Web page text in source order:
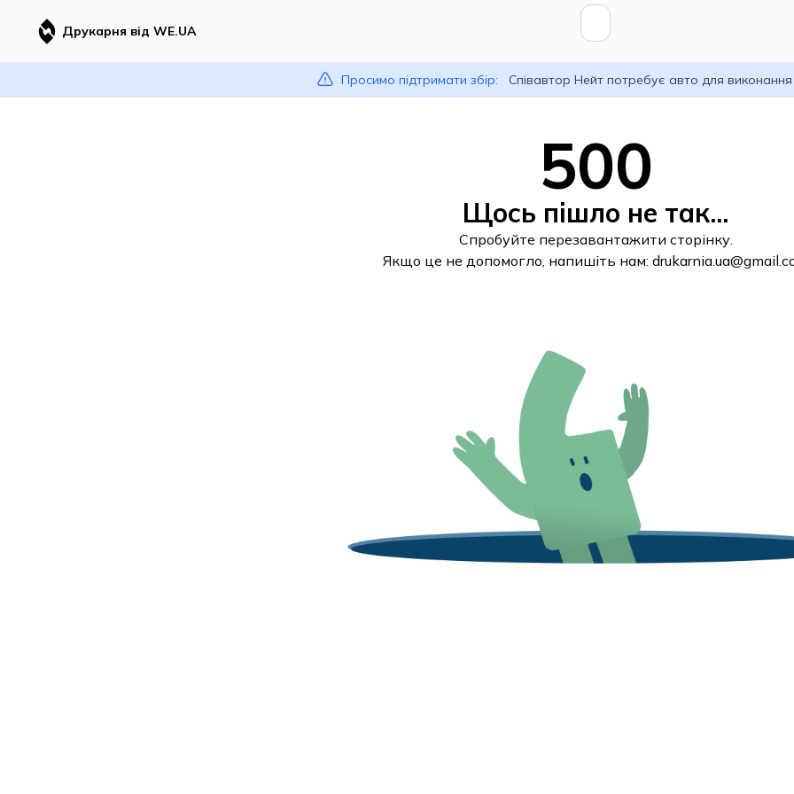
Друкарня від WE.UA
Просимо підтримати збір: Співавтор Нейт потребує авто для
500
Щось пішло не так...
Спробуйте перезавантажити сторінку.
Якщо це не допомогло, напишіть нам: